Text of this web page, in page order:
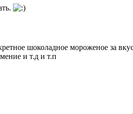
шоколадное мороженое за
и т.д и т.п